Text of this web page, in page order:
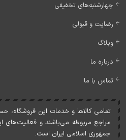
چهارشنبه‌های تخفیفی
رضایت و قبولی
وبلاگ
درباره ما
تماس با ما
تمامی کالاها و خدمات اين فروشگاه،
مراجع مربوطه می‌باشند و فعاليت‌های
جمهوری اسلامی ايران است.